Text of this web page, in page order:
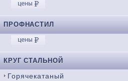
ПРОФНАСТИЛ
КРУГ СТАЛЬНОЙ
Горячекатаный